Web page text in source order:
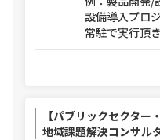
設備導入プロ
常駐で実行頂き
【パブリックセクター
地域課題解決コンサル